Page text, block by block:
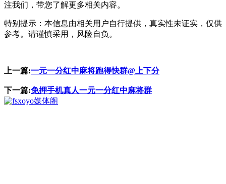
注我们，带您了解更多相关内容。
特别提示：本信息由相关用户自行提供，真实性未证实，仅供
参考。请谨慎采用，风险自负。
上一篇:一元一分红中麻将跑得快群@上下分
下一篇:免押手机真人一元一分红中麻将群
媒体阁